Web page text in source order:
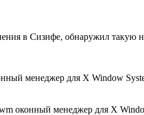
в Сизифе, обнаружил такую
менеджер для X Window
оконный менеджер для X